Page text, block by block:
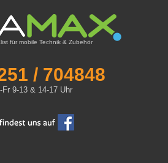
für mobile Technik & Zubehör
/ 704848
Fr 9-13 & 14-17 Uhr